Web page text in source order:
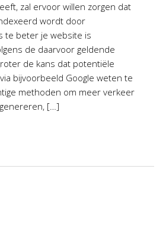
zal ervoor willen zorgen dat
wordt door
te beter je website is
de daarvoor geldende
de kans dat potentiële
bijvoorbeeld Google weten te
methoden om meer verkeer
[…]